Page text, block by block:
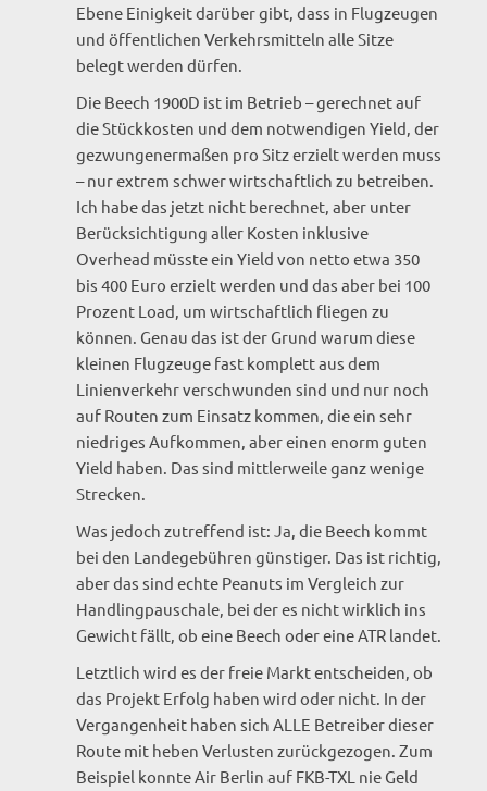
Ebene Einigkeit darüber gibt, dass in Flugzeugen
und öffentlichen Verkehrsmitteln alle Sitze
belegt werden dürfen.
Die Beech 1900D ist im Betrieb – gerechnet auf
die Stückkosten und dem notwendigen Yield, der
gezwungenermaßen pro Sitz erzielt werden muss
– nur extrem schwer wirtschaftlich zu betreiben.
Ich habe das jetzt nicht berechnet, aber unter
Berücksichtigung aller Kosten inklusive
Overhead müsste ein Yield von netto etwa 350
bis 400 Euro erzielt werden und das aber bei 100
Prozent Load, um wirtschaftlich fliegen zu
können. Genau das ist der Grund warum diese
kleinen Flugzeuge fast komplett aus dem
Linienverkehr verschwunden sind und nur noch
auf Routen zum Einsatz kommen, die ein sehr
niedriges Aufkommen, aber einen enorm guten
Yield haben. Das sind mittlerweile ganz wenige
Strecken.
Was jedoch zutreffend ist: Ja, die Beech kommt
bei den Landegebühren günstiger. Das ist richtig,
aber das sind echte Peanuts im Vergleich zur
Handlingpauschale, bei der es nicht wirklich ins
Gewicht fällt, ob eine Beech oder eine ATR landet.
Letztlich wird es der freie Markt entscheiden, ob
das Projekt Erfolg haben wird oder nicht. In der
Vergangenheit haben sich ALLE Betreiber dieser
Route mit heben Verlusten zurückgezogen. Zum
Beispiel konnte Air Berlin auf FKB-TXL nie Geld